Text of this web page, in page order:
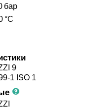
бар
°C
9
1 ISO 1